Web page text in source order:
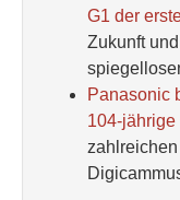
G1 der
Zukunft
Panasonic
104-